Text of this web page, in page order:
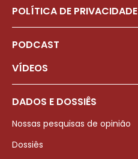
POLÍTICA DE PRIVACIDADE
PODCAST
VÍDEOS
DADOS E DOSSIÊS
Nossas pesquisas de opinião
Dossiês